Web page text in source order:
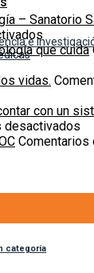
e
– Sanatorio
II
de
–
Sanatorio
San
que cuida
vidas.
con un
desactivados
categoría